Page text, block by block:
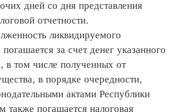
дней со дня представления
отчетности.
ликвидируемого
за счет денег указанного
в том числе полученных от
в порядке очередности,
актами Республики
также погашается налоговая